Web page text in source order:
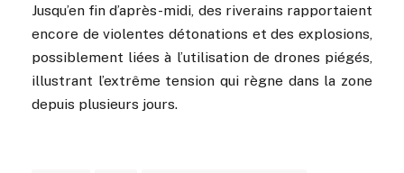
Jusqu’en fin d’après-midi, des riverains rapportaient
encore de violentes détonations et des explosions,
possiblement liées à l’utilisation de drones piégés,
illustrant l’extrême tension qui règne dans la zone
depuis plusieurs jours.